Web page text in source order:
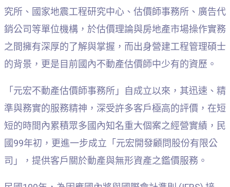
究所、國家地震工程研究中心、估價師事務所、廣告代
銷公司等單位機構，於估價理論與房地產市場操作實務
之間擁有深厚的了解與掌握，而出身營建工程管理碩士
的背景，更是目前國內不動產估價師中少有的資歷。
「元宏不動產估價師事務所」自成立以來，其迅速、精
準與務實的服務精神，深受許多客戶極高的評價，在短
短的時間內累積眾多國內知名重大個案之經營實績，民
國99年初，更進一步成立「元宏開發顧問股份有限公
司」，提供客戶關於動產與無形資產之鑑價服務。